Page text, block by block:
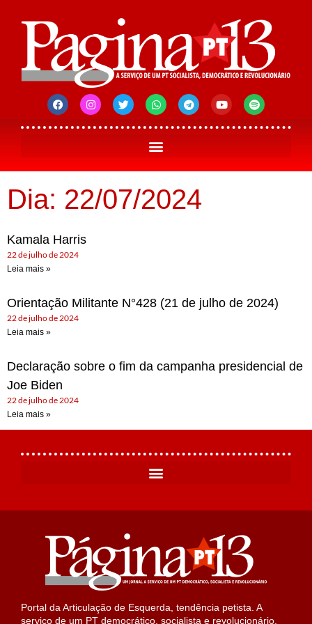
Dia: 22/07/2024
Kamala Harris
22 de julho de 2024
Leia mais »
Orientação Militante N°428 (21 de julho de 2024)
22 de julho de 2024
Leia mais »
Declaração sobre o fim da campanha presidencial de
Joe Biden
22 de julho de 2024
Leia mais »
Portal da Articulação de Esquerda, tendência petista. A
serviço de um PT democrático, socialista e revolucionário.